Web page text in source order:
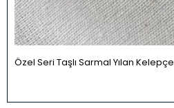
Özel Seri Taşlı Sarmal Yılan Kelepçe